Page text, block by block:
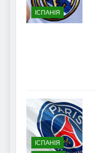
ІСПАНІЯ
ІСПАНІЯ